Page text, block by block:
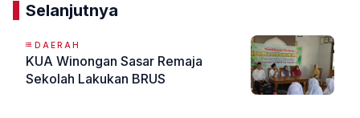
Selanjutnya
DAERAH
KUA Winongan Sasar Remaja
Sekolah Lakukan BRUS